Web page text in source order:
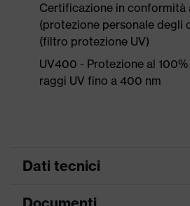
Certificazione in conformità
(protezione personale degli
(filtro protezione UV)
UV400 - Protezione al
raggi UV fino a 400 nm
Dati tecnici
Colore